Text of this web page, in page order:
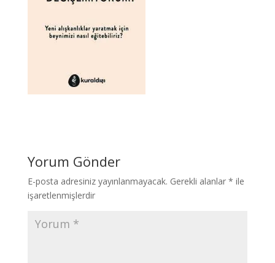
Yorum Gönder
E-posta adresiniz yayınlanmayacak. Gerekli alanlar * ile
işaretlenmişlerdir